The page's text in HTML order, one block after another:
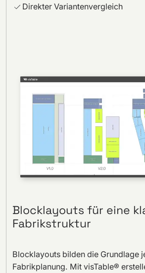
Direkter Variantenvergleich
Blocklayouts für eine
Fabrikstruktur
Blocklayouts bilden die Grundlage
Fabrikplanung. Mit visTable®